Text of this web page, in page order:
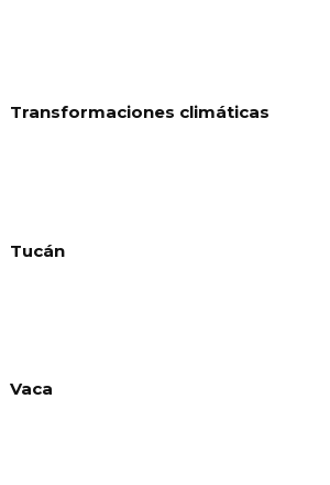
Transformaciones climáticas
Tucán
Vaca